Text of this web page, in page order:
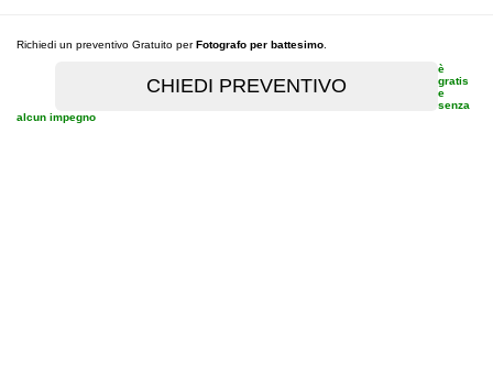
Richiedi un preventivo Gratuito perFotografo per battesimo
è
gratis
e
senza
alcun impegno